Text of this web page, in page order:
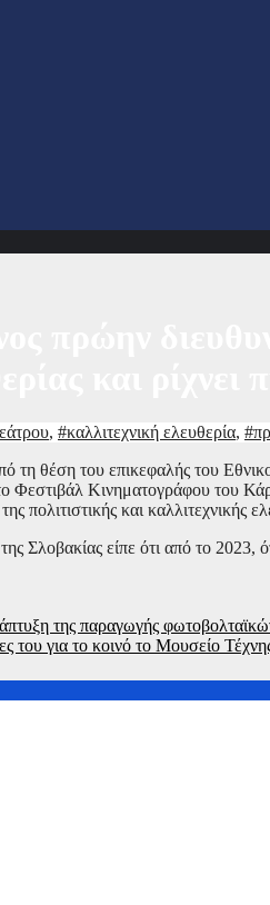
, #καλλιτεχνική ελευθερία,
τη θέση του επικεφαλής του
Κινηματογράφου του
και καλλιτεχνικής
Σλοβακίας είπε ότι από το 2023,
της παραγωγής
του για το κοινό το Μουσείο